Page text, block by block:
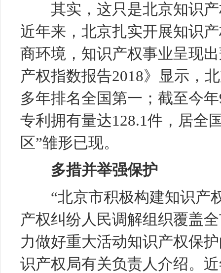
其实，这只是北京知识产
近年来，北京扎实开展知识
商环境，知识产权事业呈现
产权指数报告2018》显示，
多年排名全国第一；截至今
专利 拥有量达128.1件，居
区”雏形已现。
多措并举强保护
“北京市积极构建知识产
产权纠纷人民调解组织覆盖
力做好重大活动知识产权保
识产权局有关负责人介绍。